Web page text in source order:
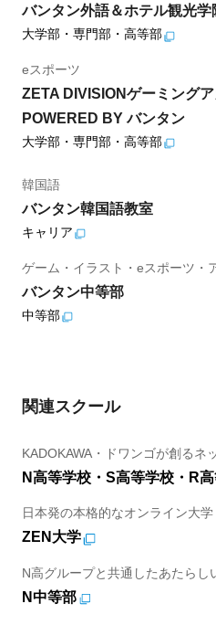
バンタン外語＆ホテル観光学
大学部・専門部・高等部
eスポーツ
ZETA DIVISIONゲーミング
POWERED BY バンタン
大学部・専門部・高等部
韓国語
バンタン韓国語教室
キャリア
ゲーム・イラスト・eスポーツ・
バンタン中等部
中等部
関連スクール
KADOKAWA・ドワンゴが創るネ
N高等学校・S高等学校・R
日本発の本格的なオンライン大学
ZEN大学
N高グループと共通したあたらし
N中等部